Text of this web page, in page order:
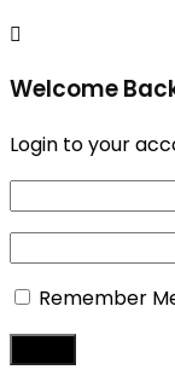
Welcome
Login to your
Remember